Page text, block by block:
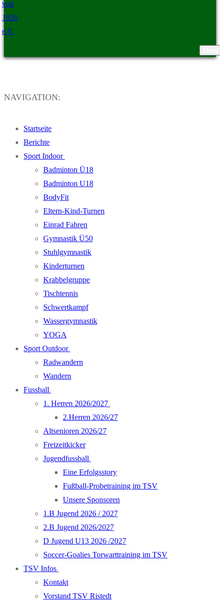
NAVIGATION:
Startseite
Berichte
Sport Indoor
Badminton Ü18
Badminton U18
BodyFit
Eltern-Kind-Turnen
Einrad Fahren
Gymnastik Ü50
Stuhlgymnastik
Kinderturnen
Krabbelgruppe
Tischtennis
Schwertkampf
Wassergymnastik
YOGA
Sport Outdoor
Radwandern
Wandern
Fussball
1. Herren 2026/2027
2.Herren 2026/27
Altsenioren 2026/27
Freizeitkicker
Jugendfussball
Eine Erfolgsstory
Fußball-Probetraining im TSV
Unsere Sponsoren
1.B Jugend 2026 / 2027
2.B Jugend 2026/2027
D Jugend U13 2026 /2027
Soccer-Goalies Torwarttraining im TSV
TSV Infos
Kontakt
Vorstand TSV Ristedt